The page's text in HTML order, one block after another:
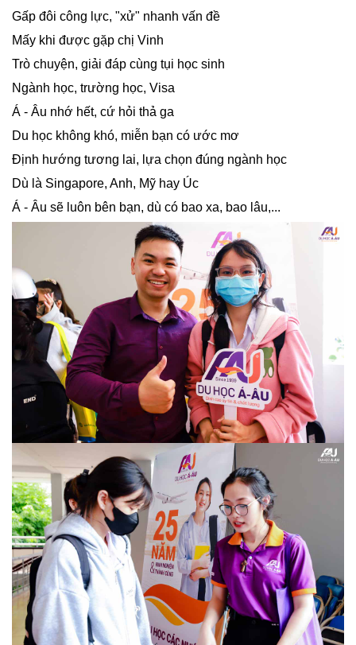
Gấp đôi công lực, "xử" nhanh vấn đề
Mấy khi được gặp chị Vinh
Trò chuyện, giải đáp cùng tụi học sinh
Ngành học, trường học, Visa
Á - Âu nhớ hết, cứ hỏi thả ga
Du học không khó, miễn bạn có ước mơ
Định hướng tương lai, lựa chọn đúng ngành học
Dù là Singapore, Anh, Mỹ hay Úc
Á - Âu sẽ luôn bên bạn, dù có bao xa, bao lâu,...